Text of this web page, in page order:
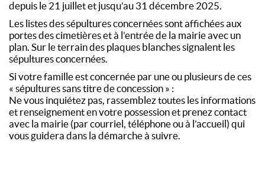
depuis le 21 juillet et jusqu’au 31 décembre 2025.
Les listes des sépultures concernées sont affichées aux
portes des cimetières et à l’entrée de la mairie avec un
plan. Sur le terrain des plaques blanches signalent les
sépultures concernées.
Si votre famille est concernée par une ou plusieurs de ces
« sépultures sans titre de concession » :
Ne vous inquiétez pas, rassemblez toutes les informations
et renseignement en votre possession et prenez contact
avec la mairie (par courriel, téléphone ou à l’accueil) qui
vous guidera dans la démarche à suivre.